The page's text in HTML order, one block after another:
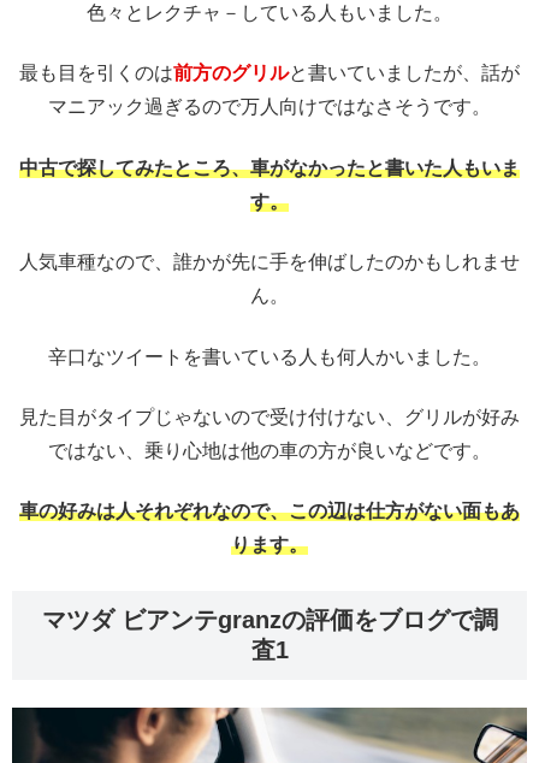
色々とレクチャ－している人もいました。
最も目を引くのは前方のグリルと書いていましたが、話が
マニアック過ぎるので万人向けではなさそうです。
中古で探してみたところ、車がなかったと書いた人もいま
す。
人気車種なので、誰かが先に手を伸ばしたのかもしれませ
ん。
辛口なツイートを書いている人も何人かいました。
見た目がタイプじゃないので受け付けない、グリルが好み
ではない、乗り心地は他の車の方が良いなどです。
車の好みは人それぞれなので、この辺は仕方がない面もあ
ります。
マツダ ビアンテgranzの評価をブログで調
査1